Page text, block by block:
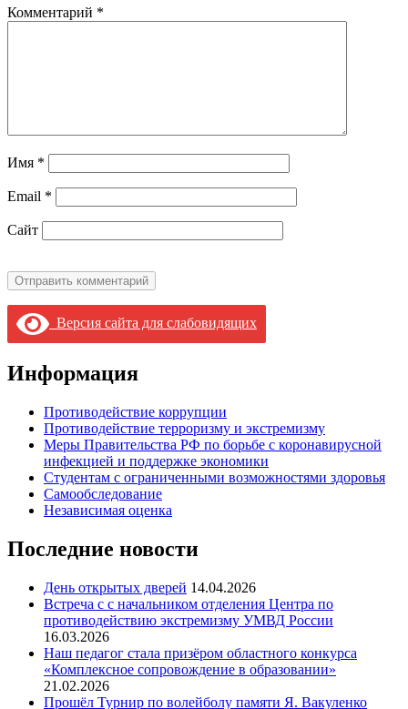
Комментарий *
Имя *
Email *
Сайт
Версия сайта для слабовидящих
Информация
Противодействие коррупции
Противодействие терроризму и экстремизму
Меры Правительства РФ по борьбе с коронавирусной
инфекцией и поддержке экономики
Студентам с ограниченными возможностями здоровья
Самообследование
Независимая оценка
Последние новости
День открытых дверей 14.04.2026
Встреча с с начальником отделения Центра по
противодействию экстремизму УМВД России
16.03.2026
Наш педагог стала призёром областного конкурса
«Комплексное сопровождение в образовании»
21.02.2026
Прошёл Турнир по волейболу памяти Я. Вакуленко